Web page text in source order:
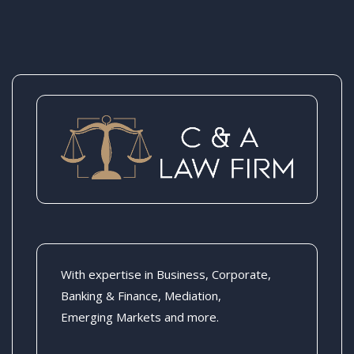
With expertise in Business, Corporate,
Banking & Finance, Mediation,
Emerging Markets and more.